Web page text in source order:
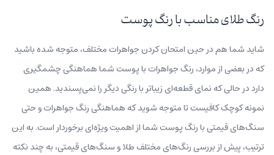
رنگ طلای مناسب با رنگ پوست
شاید شما هم در حین امتحان کردن جواهرات مختلف، متوجه شده باشید
که در بعضی از موارد، رنگ جواهرات با پوست شما هماهنگی چشمگیری
دارد در حالی که نمای قطعه‌ای زیباتر با رنگی دیگر را نمی‌پسندید. همین
نمونه کوچک کافیست تا متوجه شوید که هماهنگی رنگ جواهرات و حتی
سنگ‌های قیمتی با رنگ پوست شما از اهمیت ویژه‌ای برخوردار است. به این
ترتیب، پیش از بررسی رنگ‌های مختلف طلا و سنگ‌های قیمتی، به چند نکته